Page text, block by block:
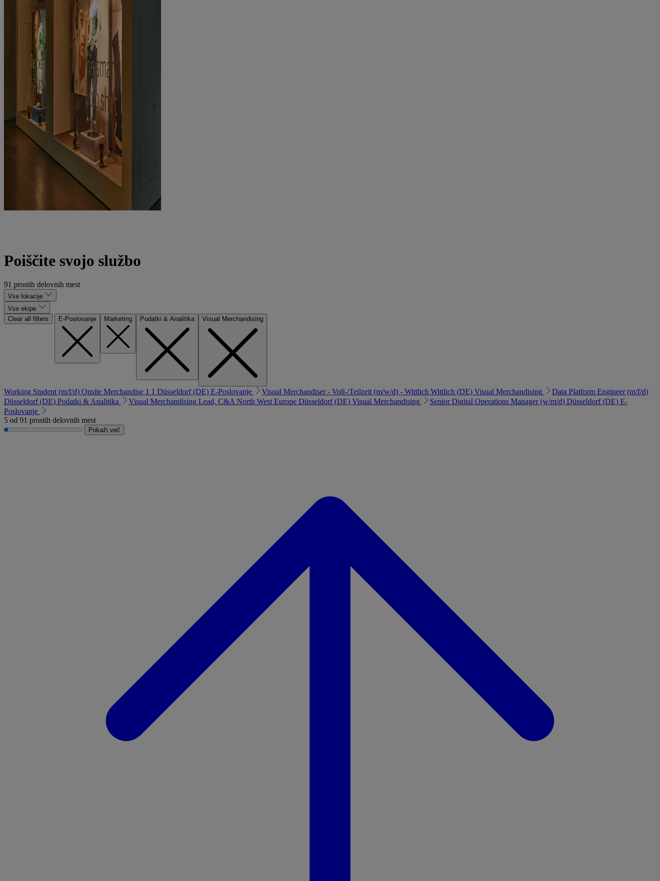
Poiščite svojo službo
91 prostih delovnih mest
Vse lokacije
Vse ekipe
Clear all filters
E-Poslovanje Marketing Podatki & Analitika Visual Merchandising
Working Student (m/f/d) Onsite Merchandise 1 1 Düsseldorf (DE) E-Poslovanje Visual Merchandiser - Voll-/Teilzeit (m/w/d) - Wittlich Wittlich (DE) Visual Merchandising
Data Platform Engineer (m/f/d)
Düsseldorf (DE) Podatki & Analitika Visual Merchandising Lead, C&A North West Europe Düsseldorf (DE) Visual Merchandising Senior Digital Operations Manager (w/m/d) Düsseldorf (DE) E-
Poslovanje
5 od 91 prostih delovnih mest
Pokaži več